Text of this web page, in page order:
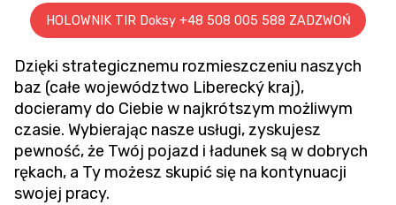
HOLOWNIK TIR Doksy +48 508 005 588 ZADZWOŃ
Dzięki strategicznemu rozmieszczeniu naszych
baz (całe województwo Liberecký kraj),
docieramy do Ciebie w najkrótszym możliwym
czasie. Wybierając nasze usługi, zyskujesz
pewność, że Twój pojazd i ładunek są w dobrych
rękach, a Ty możesz skupić się na kontynuacji
swojej pracy.